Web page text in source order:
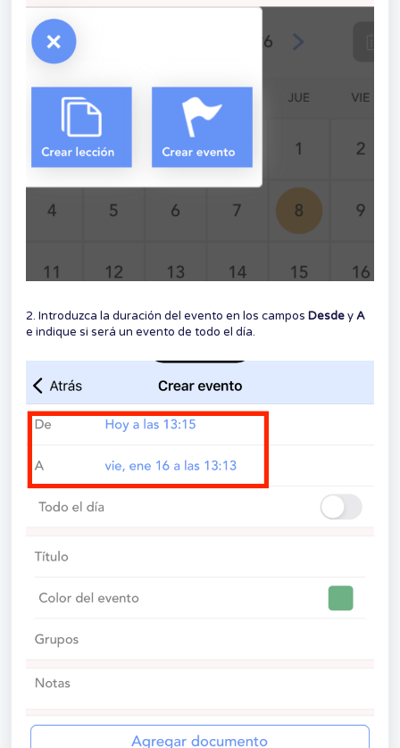
2. Introduzca la duración del evento en los campos DesdeyA
e indique si será un evento de todo el día.